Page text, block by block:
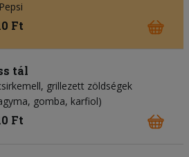
Ft
tál
grillezett zöldségek
gomba, karfiol)
Ft